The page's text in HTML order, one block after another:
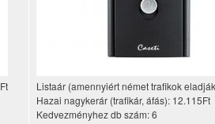
Listaár (amennyiért német trafikok
Hazai nagykerár (trafikár, áfás): 12.115Ft
Kedvezményhez db szám:6